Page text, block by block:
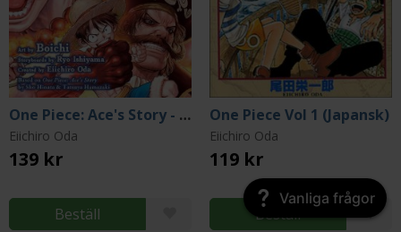
One Piece: Ace's Story - The Manga, Vol. 2
Eiichiro Oda
139 kr
Beställ
One Piece Vol 1 (Japansk)
Eiichiro Oda
119 kr
Beställ
Vanliga frågor